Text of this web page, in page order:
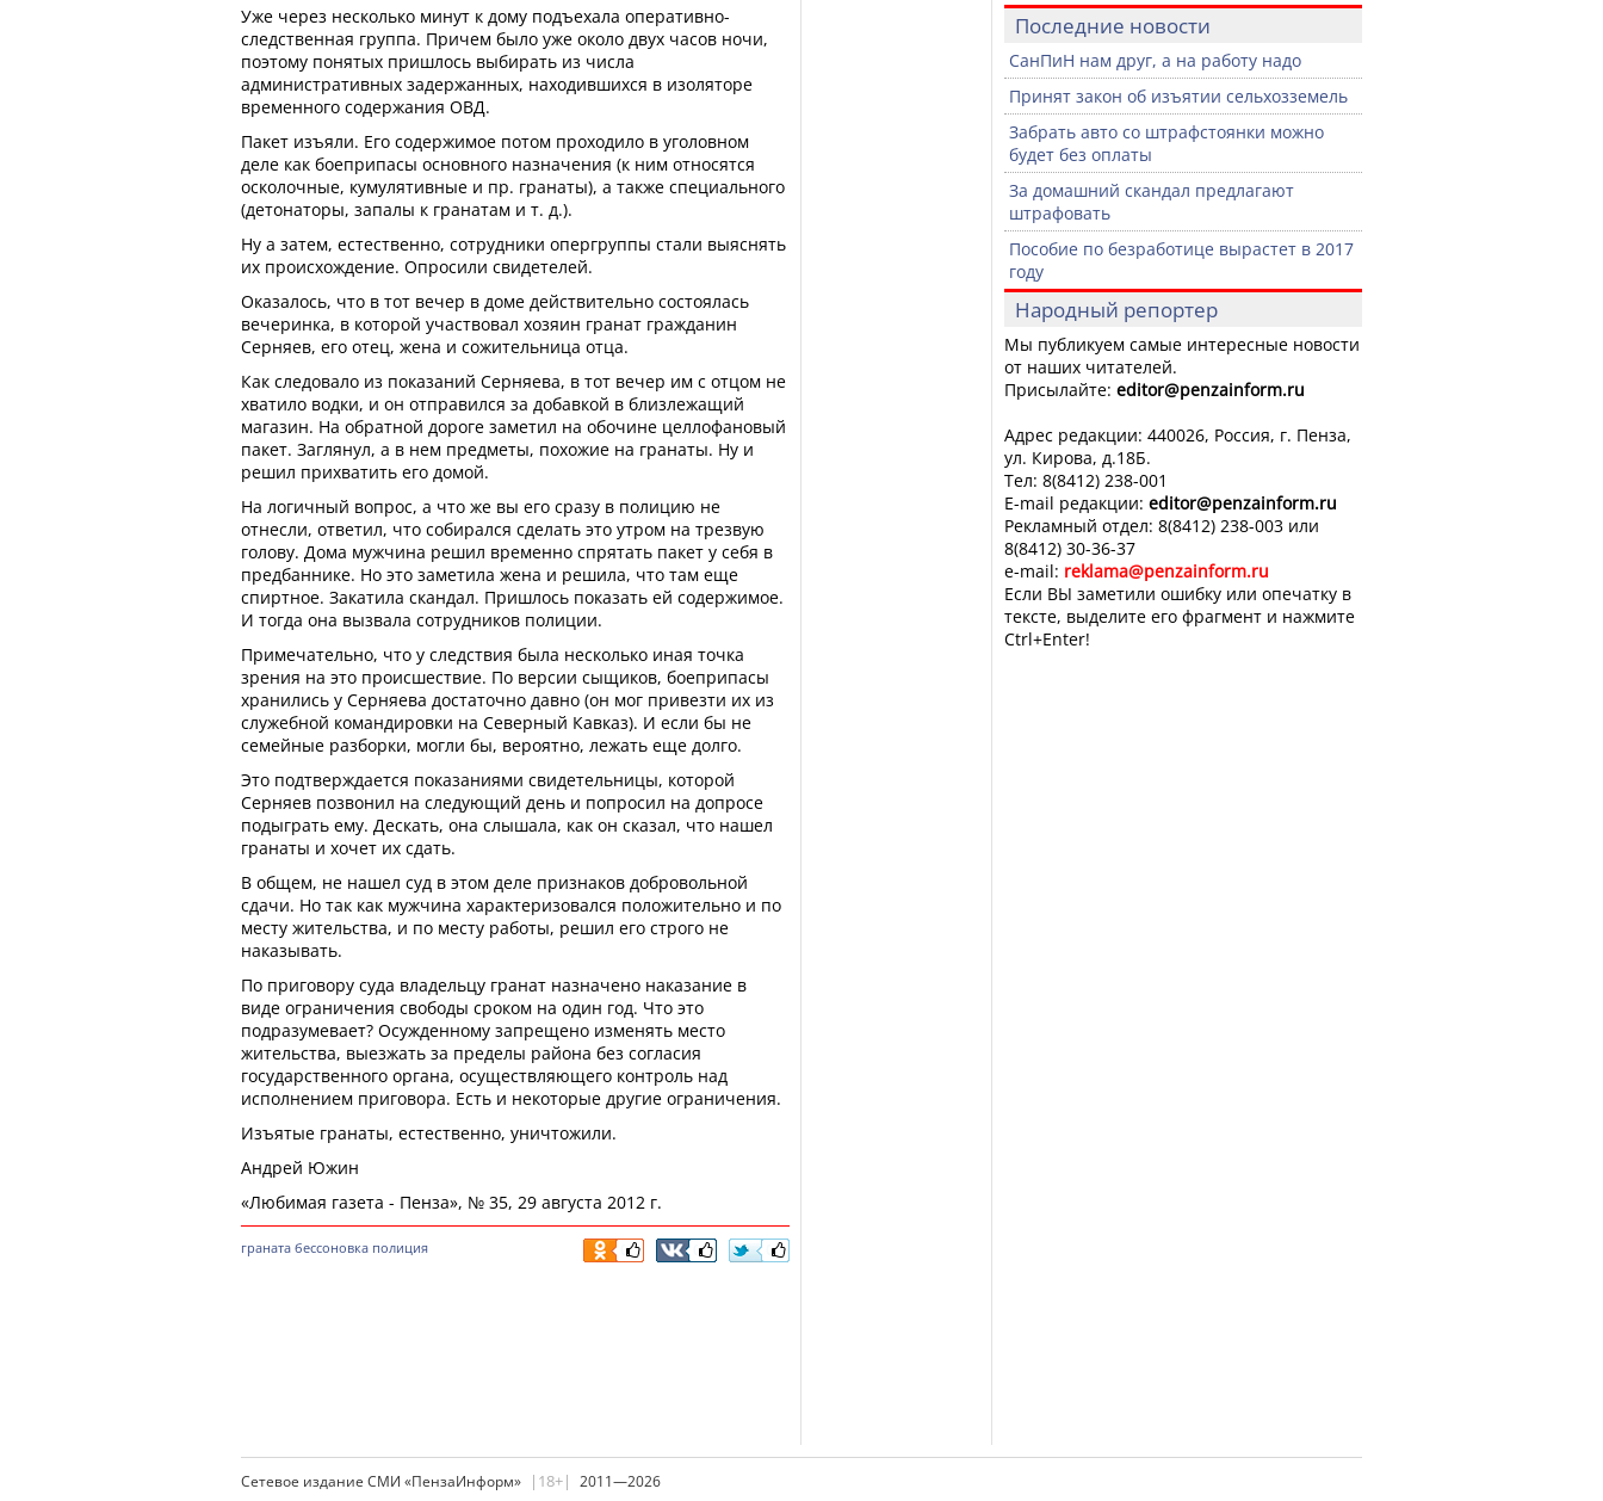
Уже через несколько минут к дому подъехала оперативно-
следственная группа. Причем было уже около двух часов ночи,
поэтому понятых пришлось выбирать из числа
административных задержанных, находившихся в изоляторе
временного содержания ОВД.
Пакет изъяли. Его содержимое потом проходило в уголовном
деле как боеприпасы основного назначения (к ним относятся
осколочные, кумулятивные и пр. гранаты), а также специального
(детонаторы, запалы к гранатам и т. д.).
Ну а затем, естественно, сотрудники опергруппы стали выяснять
их происхождение. Опросили свидетелей.
Оказалось, что в тот вечер в доме действительно состоялась
вечеринка, в которой участвовал хозяин гранат гражданин
Серняев, его отец, жена и сожительница отца.
Как следовало из показаний Серняева, в тот вечер им с отцом не
хватило водки, и он отправился за добавкой в близлежащий
магазин. На обратной дороге заметил на обочине целлофановый
пакет. Заглянул, а в нем предметы, похожие на гранаты. Ну и
решил прихватить его домой.
На логичный вопрос, а что же вы его сразу в полицию не
отнесли, ответил, что собирался сделать это утром на трезвую
голову. Дома мужчина решил временно спрятать пакет у себя в
предбаннике. Но это заметила жена и решила, что там еще
спиртное. Закатила скандал. Пришлось показать ей содержимое.
И тогда она вызвала сотрудников полиции.
Примечательно, что у следствия была несколько иная точка
зрения на это происшествие. По версии сыщиков, боеприпасы
хранились у Серняева достаточно давно (он мог привезти их из
служебной командировки на Северный Кавказ). И если бы не
семейные разборки, могли бы, вероятно, лежать еще долго.
Это подтверждается показаниями свидетельницы, которой
Серняев позвонил на следующий день и попросил на допросе
подыграть ему. Дескать, она слышала, как он сказал, что нашел
гранаты и хочет их сдать.
В общем, не нашел суд в этом деле признаков добровольной
сдачи. Но так как мужчина характеризовался положительно и по
месту жительства, и по месту работы, решил его строго не
наказывать.
По приговору суда владельцу гранат назначено наказание в
виде ограничения свободы сроком на один год. Что это
подразумевает? Осужденному запрещено изменять место
жительства, выезжать за пределы района без согласия
государственного органа, осуществляющего контроль над
исполнением приговора. Есть и некоторые другие ограничения.
Изъятые гранаты, естественно, уничтожили.
Андрей Южин
«Любимая газета - Пенза», № 35, 29 августа 2012 г.
граната бессоновка полиция
Последние новости
СанПиН нам друг, а на работу надо
Принят закон об изъятии сельхозземель
Забрать авто со штрафстоянки можно
будет без оплаты
За домашний скандал предлагают
штрафовать
Пособие по безработице вырастет в 2017
году
Народный репортер
Мы публикуем самые интересные новости
от наших читателей.
Присылайте: editor@penzainform.ru
Адрес редакции: 440026, Россия, г. Пенза,
ул. Кирова, д.18Б.
Тел: 8(8412) 238-001
E-mail редакции: editor@penzainform.ru
Рекламный отдел: 8(8412) 238-003 или
8(8412) 30-36-37
e-mail: reklama@penzainform.ru
Если ВЫ заметили ошибку или опечатку в
тексте, выделите его фрагмент и нажмите
Ctrl+Enter!
Сетевое издание СМИ «ПензаИнформ» |18+| 2011—2026